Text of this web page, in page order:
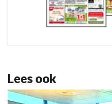
Lees ook